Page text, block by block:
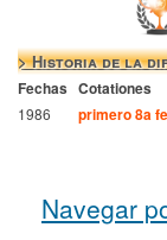
> Historia de la
Fechas Cotationes
1986 primero 8a
Navegar